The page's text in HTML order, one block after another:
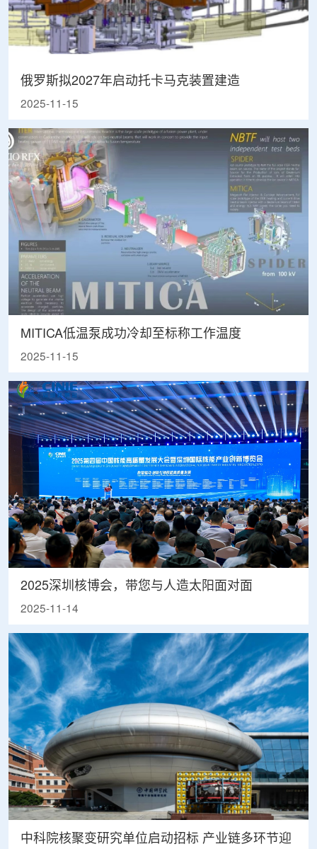
俄罗斯拟2027年启动托卡马克装置建造
2025-11-15
MITICA低温泵成功冷却至标称工作温度
2025-11-15
2025深圳核博会，带您与人造太阳面对面
2025-11-14
中科院核聚变研究单位启动招标 产业链多环节迎